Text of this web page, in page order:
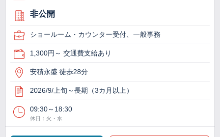
非公開
ショールーム・カウンター受付、一般事務
1,300円～ 交通費支給あり
安積永盛 徒歩28分
2026/9/上旬～長期（3カ月以上）
09:30～18:30
休日：火・水